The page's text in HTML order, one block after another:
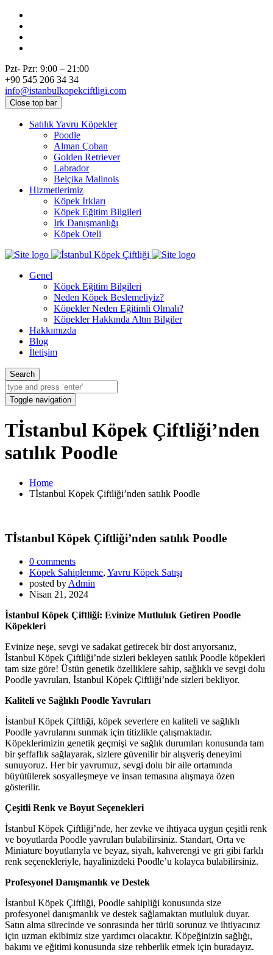
Pzt- Pzr: 9:00 – 21:00
+90 545 206 34 34
info@istanbulkopekciftligi.com
Close top bar
Satılık Yavru Köpekler
Poodle
Alman Çoban
Golden Retriever
Labrador
Belçika Malinois
Hizmetlerimiz
Köpek Irkları
Köpek Eğitim Bilgileri
Irk Danışmanlığı
Köpek Oteli
Genel
Köpek Eğitim Bilgileri
Neden Köpek Beslemeliyiz?
Köpekler Neden Eğitimli Olmalı?
Köpekler Hakkında Altın Bilgiler
Hakkımızda
Blog
İletişim
Search
Toggle navigation
Tİstanbul Köpek Çiftliği’nden
satılık Poodle
Home
Tİstanbul Köpek Çiftliği’nden satılık Poodle
Tİstanbul Köpek Çiftliği’nden satılık Poodle
0 comments
Köpek Sahiplenme, Yavru Köpek Satışı
posted by Admin
Nisan 21, 2024
İstanbul Köpek Çiftliği: Evinize Mutluluk Getiren Poodle
Köpekleri
Evinize neşe, sevgi ve sadakat getirecek bir dost arıyorsanız,
İstanbul Köpek Çiftliği’nde sizleri bekleyen satılık Poodle köpekleri
tam size göre! Üstün genetik özelliklere sahip, sağlıklı ve sevgi dolu
Poodle yavruları, İstanbul Köpek Çiftliği’nde sizleri bekliyor.
Kaliteli ve Sağlıklı Poodle Yavruları
İstanbul Köpek Çiftliği, köpek severlere en kaliteli ve sağlıklı
Poodle yavrularını sunmak için titizlikle çalışmaktadır.
Köpeklerimizin genetik geçmişi ve sağlık durumları konusunda tam
bir şeffaflık sağlayarak, sizlere güvenilir bir alışveriş deneyimi
sunuyoruz. Her bir yavrumuz, sevgi dolu bir aile ortamında
büyütülerek sosyalleşmeye ve insan temasına alışmaya özen
gösterilir.
Çeşitli Renk ve Boyut Seçenekleri
İstanbul Köpek Çiftliği’nde, her zevke ve ihtiyaca uygun çeşitli renk
ve boyutlarda Poodle yavruları bulabilirsiniz. Standart, Orta ve
Miniature boyutlarıyla ve beyaz, siyah, kahverengi ve gri gibi farklı
renk seçenekleriyle, hayalinizdeki Poodle’u kolayca bulabilirsiniz.
Profesyonel Danışmanlık ve Destek
İstanbul Köpek Çiftliği, Poodle sahipliği konusunda size
profesyonel danışmanlık ve destek sağlamaktan mutluluk duyar.
Satın alma sürecinde ve sonrasında her türlü sorunuz ve ihtiyacınız
için uzman ekibimiz size yardımcı olacaktır. Köpeğinizin sağlığı,
bakımı ve eğitimi konusunda size rehberlik etmek için buradayız.